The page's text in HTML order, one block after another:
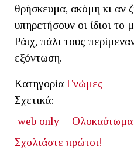
θρήσκευμα, ακόμη κι αν
υπηρετήσουν οι ίδιοι το
Ράιχ, πάλι τους
εξόντωση.
Κατηγορία Γνώμες
Σχετικά:
web only
Ολοκαύτωμα
Σχολιάστε πρώτοι!